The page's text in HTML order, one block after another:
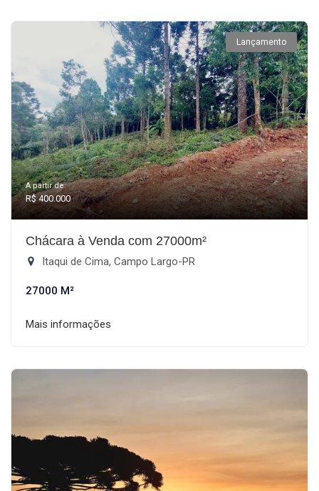
Lançamento
A partir de:
R$ 400.000
Chácara à Venda com 27000m²
Itaqui de Cima, Campo Largo-PR
27000 M²
Mais informações